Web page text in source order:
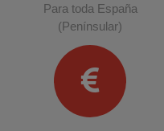
Para toda España
(Penínsular)